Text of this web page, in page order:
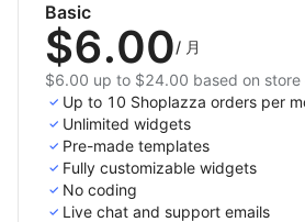
Basic
$6.00/ 月
$6.00 up to $24.00 based on store
Up to 10 Shoplazza orders per
Unlimited widgets
Pre-made templates
Fully customizable widgets
No coding
Live chat and support emails